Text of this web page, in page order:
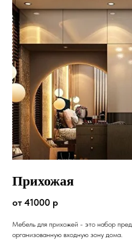
Прихожая
от 41000 р
Мебель для прихожей - это набор
организованную входную зону дома.